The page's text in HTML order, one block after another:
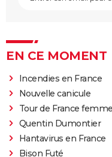
EN CE MOMENT
Incendies en France
Nouvelle canicule
Tour de France
Quentin Dumontier
Hantavirus en France
Bison Futé